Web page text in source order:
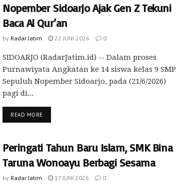
Nopember Sidoarjo Ajak Gen Z Tekuni
Baca Al Qur’an
by Radar Jatim 22 JUNI 2026 0
SIDOARJO (RadarJatim.id) -- Dalam proses
Purnawiyata Angkatan ke 14 siswa kelas 9 SMP
Sepuluh Nopember Sidoarjo, pada (21/6/2026)
pagi di...
READ MORE
Peringati Tahun Baru Islam, SMK Bina
Taruna Wonoayu Berbagi Sesama
by Radar Jatim 17 JUNI 2026 0